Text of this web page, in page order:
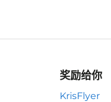
奖励给你
KrisFlyer